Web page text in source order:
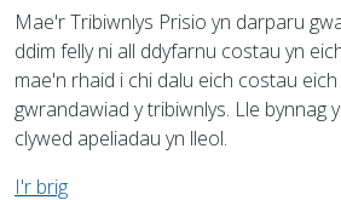
Mae'r Tribiwnlys Prisio yn darparu
ddim felly ni all ddyfarnu costau yn
mae'n rhaid i chi dalu eich costau
gwrandawiad y tribiwnlys. Lle bynnag
clywed apeliadau yn lleol.
I'r brig